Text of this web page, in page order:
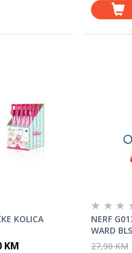
KOLICA
KM
NERF
WARD
27,90 KM